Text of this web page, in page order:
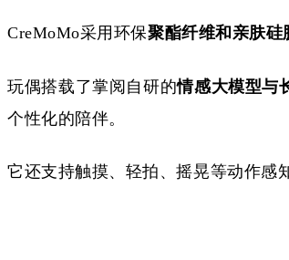
CreMoMo采用环保聚酯纤维和亲肤硅
玩偶搭载了掌阅自研的情感大模型与
个性化的陪伴。
它还支持触摸、轻拍、摇晃等动作感